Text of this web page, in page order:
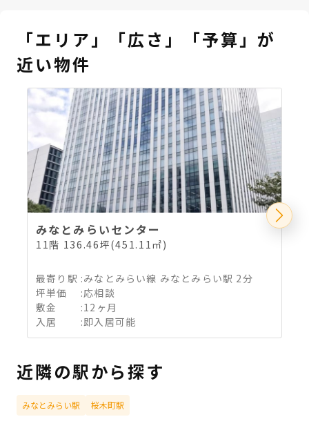
「エリア」「広さ」「予算」が
近い物件
みなとみらいセンター
11階 136.46坪(451.11㎡)
最寄り駅 :みなとみらい線 みなとみらい駅 2分
坪単価
:応相談
敷金
:12ヶ月
入居
:即入居可能
近隣の駅から探す
みなとみらい駅 桜木町駅